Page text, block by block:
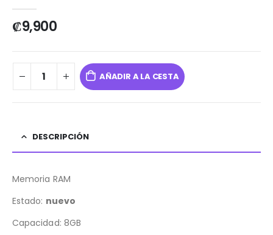
₡9,900
AÑADIR A LA CESTA
DESCRIPCIÓN
Memoria RAM
Estado: nuevo
Capacidad: 8GB